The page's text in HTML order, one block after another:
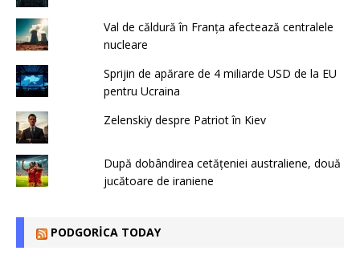
Val de căldură în Franța afectează centralele
nucleare
Sprijin de apărare de 4 miliarde USD de la EU
pentru Ucraina
Zelenskiy despre Patriot în Kiev
După dobândirea cetățeniei australiene, două
jucătoare de iraniene
PODGORICA TODAY